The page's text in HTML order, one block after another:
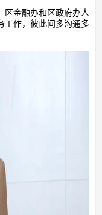
区金融办和区政府办人
工作，彼此间多沟通多